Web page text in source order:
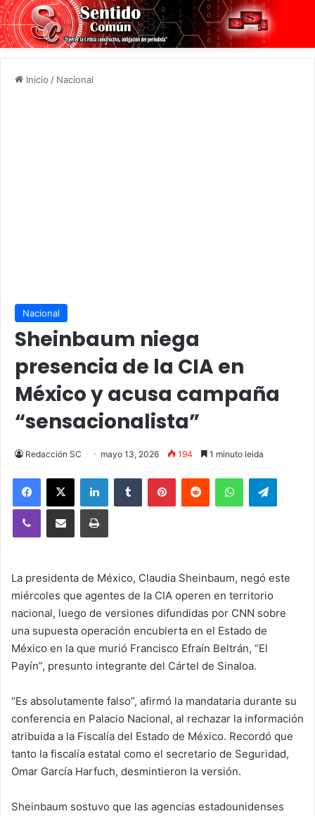
Inicio / Nacional
Nacional
Sheinbaum niega
presencia de la CIA en
México y acusa campaña
“sensacionalista”
Redacción SC mayo 13, 2026 194 1 minuto leida
Facebook
X LinkedInTumblr PinterestReddit WhatsApp
Viber Compartir vía email Imprimir
La presidenta de México, Claudia Sheinbaum, negó este
miércoles que agentes de la CIA operen en territorio
nacional, luego de versiones difundidas por CNN sobre
una supuesta operación encubierta en el Estado de
México en la que murió Francisco Efraín Beltrán, “El
Payín”, presunto integrante del Cártel de Sinaloa.
“Es absolutamente falso”, afirmó la mandataria durante su
conferencia en Palacio Nacional, al rechazar la información
atribuida a la Fiscalía del Estado de México. Recordó que
tanto la fiscalía estatal como el secretario de Seguridad,
Omar García Harfuch, desmintieron la versión.
Sheinbaum sostuvo que las agencias estadounidenses